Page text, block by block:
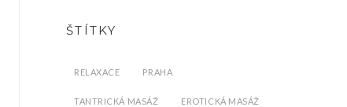
ŠTÍTKY
RELAXACE PRAHA
TANTRICKÁ MASÁŽ EROTICKÁ MASÁŽ